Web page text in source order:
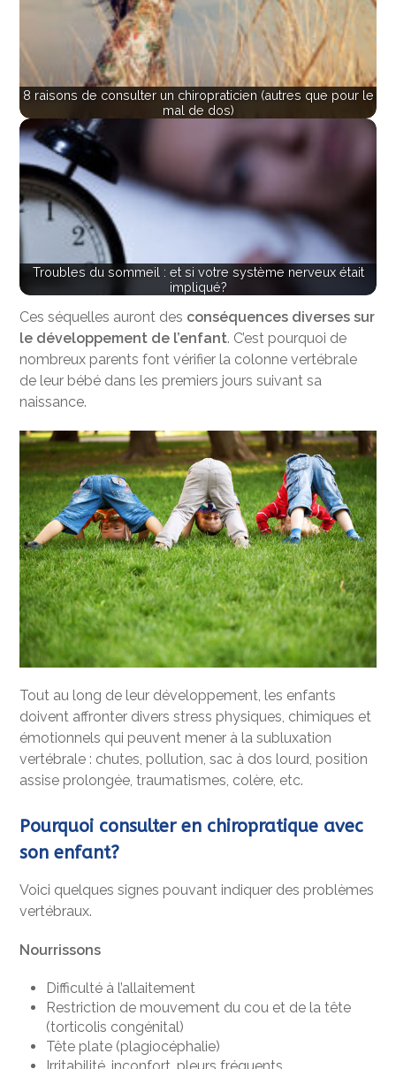
8 raisons de consulter un chiropraticien (autres que pour le
mal de dos)
Troubles du sommeil : et si votre système nerveux était
impliqué?
Ces séquelles auront des conséquences diverses sur
le développement de l’enfant. C’est pourquoi de
nombreux parents font vérifier la colonne vertébrale
de leur bébé dans les premiers jours suivant sa
naissance.
Tout au long de leur développement, les enfants
doivent affronter divers stress physiques, chimiques et
émotionnels qui peuvent mener à la subluxation
vertébrale : chutes, pollution, sac à dos lourd, position
assise prolongée, traumatismes, colère, etc.
Pourquoi consulter en chiropratique avec
son enfant?
Voici quelques signes pouvant indiquer des problèmes
vertébraux.
Nourrissons
Difficulté à l’allaitement
Restriction de mouvement du cou et de la tête
(torticolis congénital)
Tête plate (plagiocéphalie)